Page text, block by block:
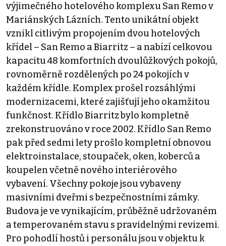
výjimečného hotelového komplexu San Remo v
Mariánských Lázních. Tento unikátní objekt
vznikl citlivým propojením dvou hotelových
křídel – San Remo a Biarritz – a nabízí celkovou
kapacitu 48 komfortních dvoulůžkových pokojů,
rovnoměrně rozdělených po 24 pokojích v
každém křídle. Komplex prošel rozsáhlými
modernizacemi, které zajišťují jeho okamžitou
funkčnost. Křídlo Biarritz bylo kompletně
zrekonstruováno v roce 2002. Křídlo San Remo
pak před sedmi lety prošlo kompletní obnovou
elektroinstalace, stoupaček, oken, koberců a
koupelen včetně nového interiérového
vybavení. Všechny pokoje jsou vybaveny
masivními dveřmi s bezpečnostními zámky.
Budova je ve vynikajícím, průběžně udržovaném
a temperovaném stavu s pravidelnými revizemi.
Pro pohodlí hostů i personálu jsou v objektu k